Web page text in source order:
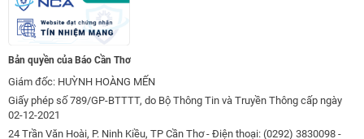
Bản quyền của Báo Cần Thơ
Giám đốc: HUỲNH HOÀNG MẾN
Giấy phép số 789/GP-BTTTT, do Bộ Thông Tin và Truyền Thông cấp ngày
02-12-2021
24 Trần Văn Hoài, P. Ninh Kiều, TP Cần Thơ - Điện thoại: (0292) 3830098 -